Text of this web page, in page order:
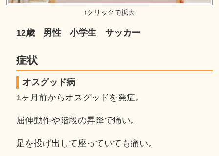
12歳 男性 小学生 サッカー
症状
オスグッド病
1ヶ月前からオスグッドを発症。
屈伸動作や階段の昇降で痛い。
足を投げ出して座っていても痛い。